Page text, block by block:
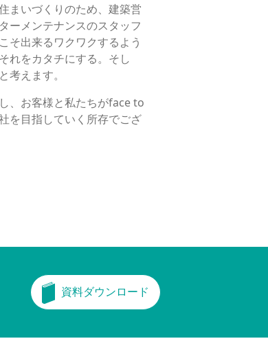
まいづくりのため、建築営
ーメンテナンスのスタッフ
そ出来るワクワクするよう
れをカタチにする。そし
えます。
、お客様と私たちがface to
を目指していく所存でござ
資料ダウンロード